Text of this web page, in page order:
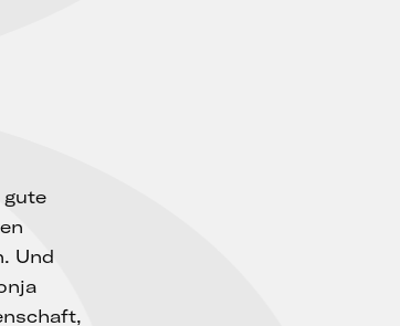
gute
Und